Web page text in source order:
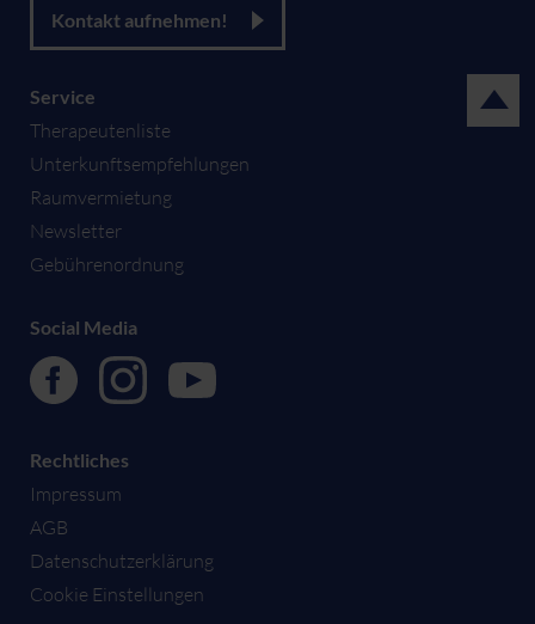
Kontakt aufnehmen!
Service
Therapeutenliste
Unterkunftsempfehlungen
Raumvermietung
Newsletter
Gebührenordnung
Social Media
Rechtliches
Impressum
AGB
Datenschutzerklärung
Cookie Einstellungen